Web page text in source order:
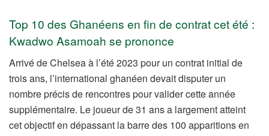
Top 10 des Ghanéens en fin de contrat cet été :
Kwadwo Asamoah se prononce
Arrivé de Chelsea à l’été 2023 pour un contrat initial de
trois ans, l’international ghanéen devait disputer un
nombre précis de rencontres pour valider cette année
supplémentaire. Le joueur de 31 ans a largement atteint
cet objectif en dépassant la barre des 100 apparitions en